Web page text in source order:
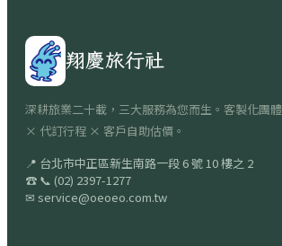
翔慶旅行社
深耕旅業二十載，三大服務為您而生。客製化團體
× 代訂行程 × 客戶自助估價。
📍 台北市中正區新生南路一段 6 號 10 樓之 2
☎ 📞 (02) 2397-1277
✉ service@oeoeo.com.tw